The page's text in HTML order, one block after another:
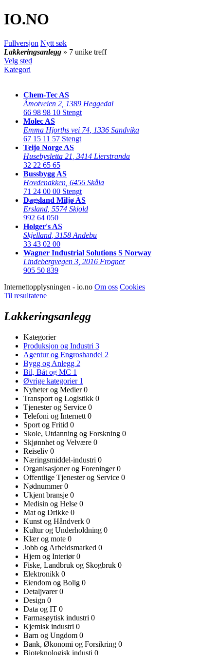
IO.NO
Fullversjon Nytt søk
Lakkeringsanlegg » 7 unike treff
Velg sted
Kategori
Chem-Tec AS
Åmotveien 2 1389 Heggedal
66 98 98 10 Stengt
Molec AS
Emma Hjorths vei 74 1336 Sandvika
67 15 11 57 Stengt
Teijo Norge AS
Husebysletta 21 3414 Lierstranda
32 22 65 65
Bussbygg AS
Hovdenakken 6456 Skåla
71 24 00 00 Stengt
Dagsland Miljø AS
Ersland 5574 Skjold
992 64 050
Holger's AS
Skjelland 3158 Andebu
33 43 02 00
Wagner Industrial Solutions S Norway
Lindebergvegen 3 2016 Frogner
905 50 839
Internettopplysningen - io.no Om oss Cookies
Til resultatene
Lakkeringsanlegg
Kategorier
Produksjon og Industri 3
Agentur og Engroshandel 2
Bygg og Anlegg 2
Bil, Båt og MC 1
Øvrige kategorier 1
Nyheter og Medier0
Transport og Logistikk 0
Tjenester og Service 0
Telefoni og Internett 0
Sport og Fritid 0
Skole, Utdanning og Forskning 0
Skjønnhet og Velvære 0
Reiseliv 0
Næringsmiddel-industri 0
Organisasjoner og Foreninger0
Offentlige Tjenester og Service 0
Nødnummer0
Ukjent bransje 0
Medisin og Helse 0
Mat og Drikke 0
Kunst og Håndverk 0
Kultur og Underholdning 0
Klær og mote 0
Jobb og Arbeidsmarked 0
Hjem og Interiør0
Fiske, Landbruk og Skogbruk 0
Elektronikk 0
Eiendom og Bolig 0
Detaljvarer0
Design 0
Data og IT 0
Farmasøytisk industri 0
Kjemisk industri 0
Barn og Ungdom 0
Bank, Økonomi og Forsikring 0
Bioteknologisk industi 0